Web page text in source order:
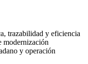
trazabilidad y eficiencia
modernización
y operación